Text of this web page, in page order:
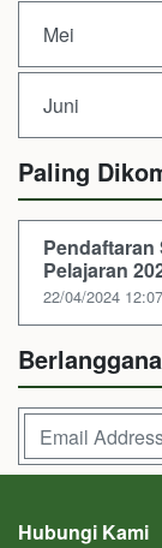
Mei
Juni
Paling
Pendaftaran
Pelajaran
22/04/2024
Hubungi Kami